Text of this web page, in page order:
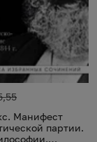
и
Манифест
Манифест
партии.